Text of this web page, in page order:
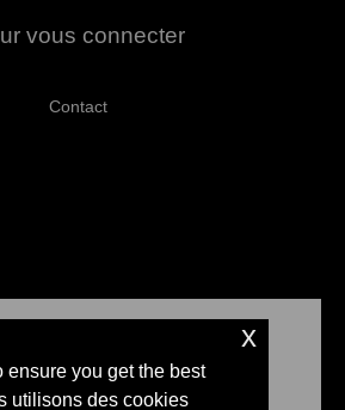
vous connecter
Contact
ensure you get the best
utilisons des cookies
x